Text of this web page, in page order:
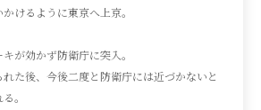
けるように東京へ上京。
が効かず防衛庁に突入。
た後、今後二度と防衛庁には近づかないと
。